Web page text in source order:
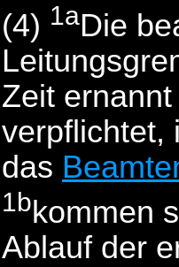
(4) 1aDie
Zeit
verpflichtet,
das
1bkommen
Ablauf der